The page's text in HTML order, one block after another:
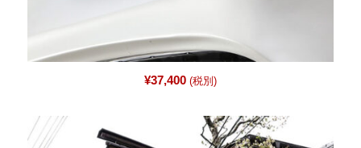
¥37,400(税別)